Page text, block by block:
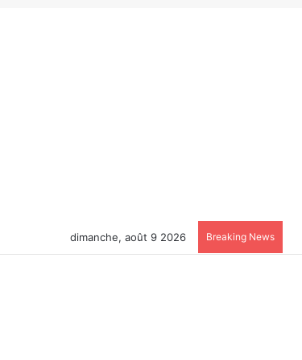
dimanche, août 9 2026 Breaking News